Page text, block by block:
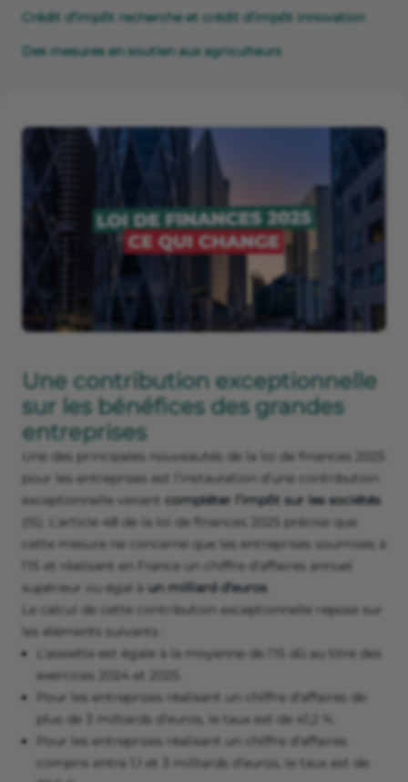
Crédit d’impôt recherche et crédit d’impôt innovation
Des mesures en soutien aux agriculteurs
Une contribution exceptionnelle
sur les bénéfices des grandes
entreprises
Une des principales nouveautés de la loi de finances 2025
pour les entreprises est l’instauration d’une contribution
exceptionnelle venant compléter l’impôt sur les sociétés
(IS). L’article 48 de la loi de finances 2025 précise que
cette mesure ne concerne que les entreprises soumises à
l’IS et réalisant en France un chiffre d’affaires annuel
supérieur ou égal à un milliard d’euros.
Le calcul de cette contribution exceptionnelle repose sur
les éléments suivants :
L’assiette est égale à la moyenne de l’IS dû au titre des
exercices 2024 et 2025.
Pour les entreprises réalisant un chiffre d’affaires de
plus de 3 milliards d’euros, le taux est de 41,2 %.
Pour les entreprises réalisant un chiffre d’affaires
compris entre 1,1 et 3 milliards d’euros, le taux est de